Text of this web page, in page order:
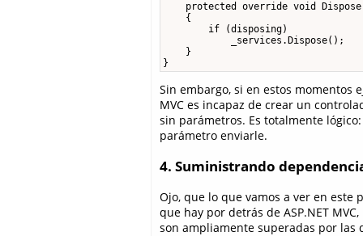
protected override void
    {
        if (disposing)
            _services.Dispose();
    }
}
Sin embargo, si en estos momentos
MVC es incapaz de crear un
sin parámetros. Es totalmente
parámetro enviarle.
4. Suministrando
Ojo, que lo que vamos a ver en este
que hay por detrás de ASP.NET
son ampliamente superadas por